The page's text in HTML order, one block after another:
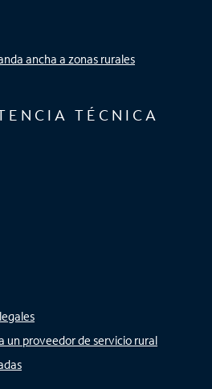
ancha a zonas rurales
TÉCNICA
un proveedor de servicio rural